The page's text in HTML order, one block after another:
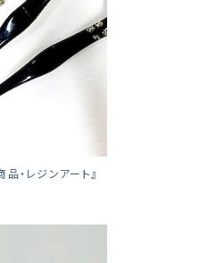
・レジンアート』